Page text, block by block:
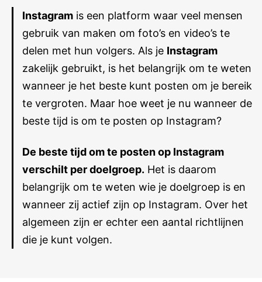
Instagram is een platform waar veel mensen
gebruik van maken om foto’s en video’s te
delen met hun volgers. Als je Instagram
zakelijk gebruikt, is het belangrijk om te weten
wanneer je het beste kunt posten om je bereik
te vergroten. Maar hoe weet je nu wanneer de
beste tijd is om te posten op Instagram?
De beste tijd om te posten op Instagram
verschilt per doelgroep. Het is daarom
belangrijk om te weten wie je doelgroep is en
wanneer zij actief zijn op Instagram. Over het
algemeen zijn er echter een aantal richtlijnen
die je kunt volgen.